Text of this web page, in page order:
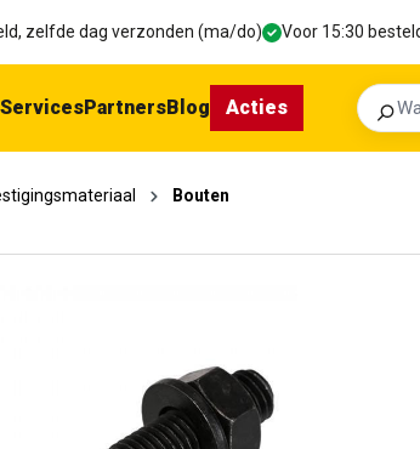
zelfde dag verzonden (ma/do) Voor 15:30
Zoeken
ServicesPartnersBlog Acties
Bouten